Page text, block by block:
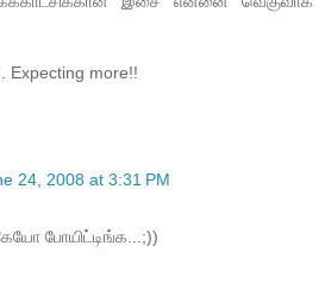
Expecting more!!
24, 2008 at 3:31 PM
போயிட்டிங்க...;))